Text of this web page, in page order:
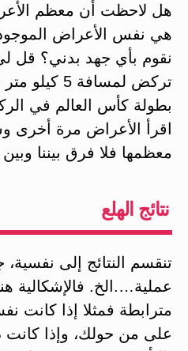
هل لاحظت أن معظم
هي نفس الأعراض
نقوم بأي جهد بدني؟ قل
تركض لمسافة
بطولة كأس العالم في
اقرأ الأعراض مرة أخرى
معظمها فلا فرق بيننا
نتائج الهلع
تنقسم النتائج إلى نفسية،
عملية….الخ. فالإشكالية
مترابطة فمثلا إذا كانت
على من حولك، وإذا كانت